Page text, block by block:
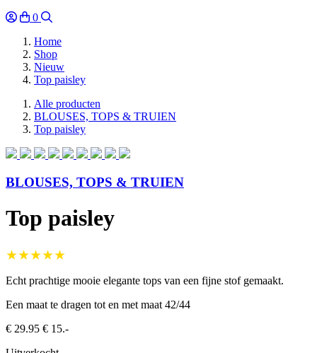
0
Home
Shop
Nieuw
Top paisley
Alle producten
BLOUSES, TOPS & TRUIEN
Top paisley
BLOUSES, TOPS & TRUIEN
Top paisley
★★★★★
Echt prachtige mooie elegante tops van een fijne stof gemaakt.
Een maat te dragen tot en met maat 42/44
€ 29.95 € 15.-